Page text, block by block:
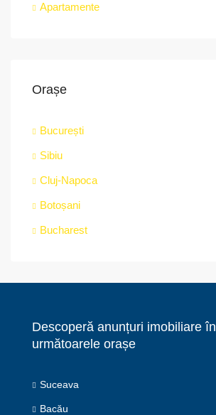
Apartamente
Orașe
București
Sibiu
Cluj-Napoca
Botoșani
Bucharest
Descoperă anunțuri imobiliare în
următoarele orașe
Suceava
Bacău